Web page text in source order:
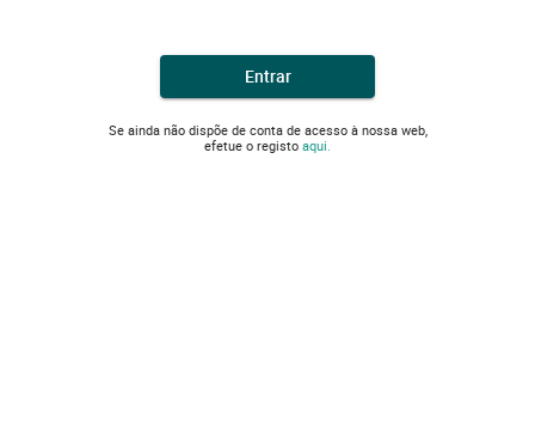
Entrar
Se ainda não dispõe de conta de acesso à nossa web,
efetue o registo aqui.